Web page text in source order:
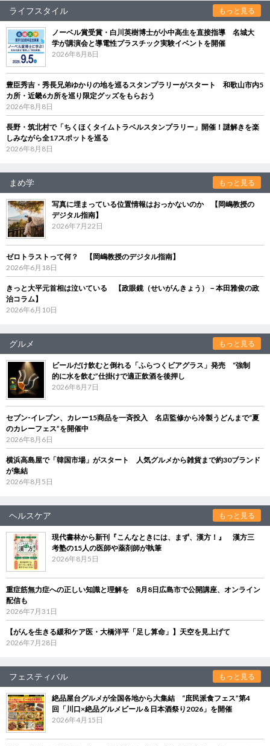
ライフスタイル もっと見る
ノーベル賞受賞・白川英樹博士が小中高生を直接指導 名城大
学が講演会と導電性プラスチック実験イベントを開催
2026年8月8日
豊臣秀吉・秀長兄弟ゆかりの地を巡るスタンプラリーがスタート 和歌山市内5
カ所・近畿6カ所を巡り限定グッズをもらおう
2026年8月8日
長野・筑北村で「ちくほくタイムトラベルスタンプラリー」開催！謎解きを楽
しみながら全17スポットを巡る
2026年8月8日
まめ学 もっと見る
写真に埋まっている位置情報はおっかないのか 【岡嶋教授の
デジタル指南】
2026年7月22日
ゼロトラストって何？ 【岡嶋教授のデジタル指南】
2026年6月18日
きっと大平元首相は泣いている 【政眼鏡（せいがんきょう）－本田雅俊の政
治コラム】
2026年6月10日
グルメ もっと見る
ビールだけ飲むと倒れる「ふらつくビアグラス」発売 “強制
的に水を飲む”仕掛けで適正飲酒を後押し
2026年8月7日
セブン‐イレブン、カレー15商品を一斉投入 名店監修から冷製うどんまで“夏
のカレーフェス”を開催中
2026年8月6日
横浜高島屋で「韓国市場」がスタート 人気グルメから雑貨まで約30ブランド
が集結
2026年8月5日
ヘルスケア もっと見る
現代書林から新刊『こんなときには、まず、漢方！』 漢方三
考塾の15人の医師や薬剤師が執筆
2026年8月5日
重症筋無力症への正しい知識と理解を 8月8日広島市で公開講座、オンライン
配信も
2026年7月31日
【がんを生きる緩和ケア医・大橋洋平「足し算命」】天空を見上げて
2026年7月28日
フェスティバル もっと見る
絶品屋台グルメが全国各地から大集結 “庶民派食フェス”第4
回「川口×絶品グルメビール＆日本酒祭り2026」を開催
2026年4月15日